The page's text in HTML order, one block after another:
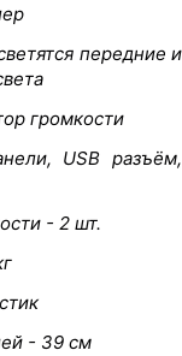
передние и
громкости
USB разъём,
- 2 шт.
- 39 см